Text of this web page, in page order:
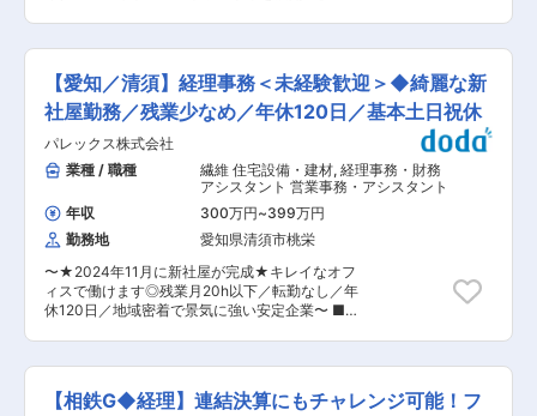
境： 週3日程度在宅勤務可能、フレックス制度で
ポよく業務を進めています。 ■ポジションの魅
力： ◎ECブランド×M&A×海外という比較的に複
雑な事業モデルのため、経理として幅広い経験が
積める ◎事業拡大フェーズの中、管理部の体制強
化フェーズに関わりキャリアも急成長させること
ができる ◎フレックス&ハイブリッド型のリモー
ト勤務で、ライフワークを維持できる ■当社の魅
力： ・当社は、ポテンシャルを秘めた雑貨等のブ
ランドをグループに迎え、テクノロジーや戦略を
駆使して成長を支援する“共創型M&A”事業を展開
しています。またグループ内に海外事業会社が３
社、海外に拠点を持つ企業のM&Aも積極的に進め
ています。 ・M＆Aは、2022年〜2024年で9件、
のある環境でM&Aやブランド成長支援に携れま
す。 ・黒字経営が安定した投資ラウンドであるシ
います。日本一有名なVCのジャフコ社も投資を
務…出納、資金管理、資金調達等 ■期待する人材
当社はバックオフィスの効率化を推進していま
す。経理財務部も少数精鋭を目指し、ルーティン
化された月次決算業務をこなすだけの人材は求め
ていません。 経理部門であれば管理会計でセグメ
ント情報をまとめ、分析することで経営の意思決
定をサポートします。財務部門であれば、資金繰
りを把握して資金調達などで会社の屋台骨を支え
ます。単なる経理業務の枠を超え、経営幹部とし
て今後の事業展開に関わり、会社の発展に寄与し
ます。Ｍ＆Ａの案件があれば、対象企業の財務分
析を行い検討するかどうかの判断をします。 物事
を定量的に判断し、会社のすべてを数字で語れる
人間になるべく、一緒に切磋琢磨できる人材を募
集します。 ■キャリアパス はじめは一メンバー
としてご入社いただき、将来的にはプレイングマ
す。その先は取締役として会社経営に携わってい
【愛知／清須】経理事務＜未経験歓迎＞◆綺麗な新
社屋勤務／残業少なめ／年休120日／基本土日祝休
パレックス株式会社
業種 / 職種
繊維 住宅設備・建材, 経理事務・財務
アシスタント 営業事務・アシスタント
年収
300万円~399万円
勤務地
愛知県清須市桃栄
〜★2024年11月に新社屋が完成★キレイなオフ
ィスで働けます◎残業月20h以下／転勤なし／年
休120日／地域密着で景気に強い安定企業〜 ■業
ついて覚えるために一般事務全般を担当いただ
き、徐々に経理事務の業務を担当いただきます。
＜経理事務 業務詳細＞ ・入金管理 ・支払い入
【相鉄G◆経理】連結決算にもチャレンジ可能！フ